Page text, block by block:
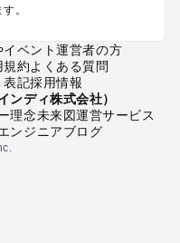
。
イベント運営者の方
規約よくある質問
表記採用情報
ンディ株式会社）
理念未来図運営サービス
ンジニアブログ